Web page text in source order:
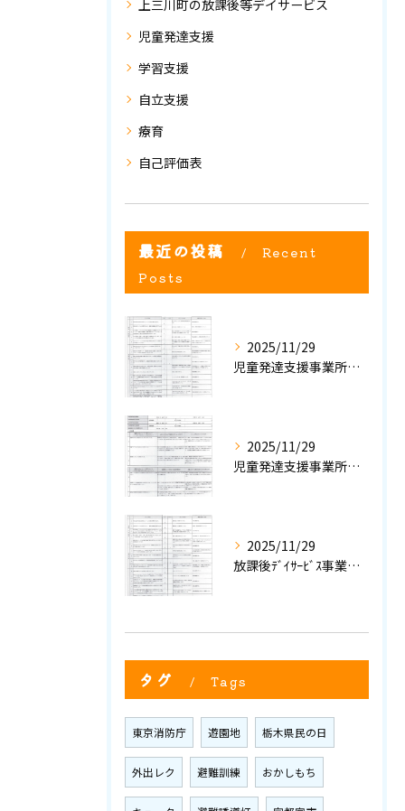
上三川町の放課後等デイサービス
児童発達支援
学習支援
自立支援
療育
自己評価表
最近の投稿
Recent
Posts
2025/11/29
児童発達支援事業所における自己評価結果②
2025/11/29
児童発達支援事業所における自己評価結果①
2025/11/29
放課後ﾃﾞｲｻｰﾋﾞｽ事業所評価における自己評価結果②
タグ Tags
東京消防庁 遊園地 栃木県民の日
外出レク 避難訓練 おかしもち